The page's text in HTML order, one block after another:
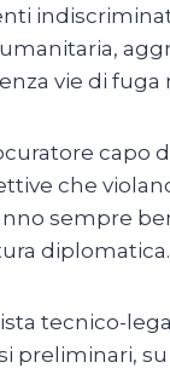
vie di
capo
che
sempre
diplomatica.
tecnico-
preliminari,